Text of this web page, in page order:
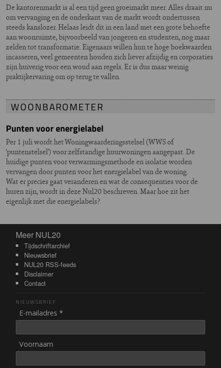
De kantorenmarkt is al een tijd geen groeimarkt meer. Alles draait nu
om vervanging en de onderkant van de markt wordt ondertussen
steeds kanslozer. Helaas leidt dit in een land met een grote behoefte
aan woonruimte, bijvoorbeeld van jongeren en studenten, nog maar
zelden tot transformatie. Eigenaars willen hun te hoge boekwaarden
incasseren, veel gemeenten houden zich liever afzijdig en corporaties
zijn huiverig voor een woud aan regels. Er is dus maar weinig
praktijkervaring om op terug te vallen.
WOONBAROMETER
Punten voor energielabel
Per 1 juli wordt het Woningwaarderingsstelsel (WWS of
‘puntenstelsel’) voor zelfstandige huurwoningen aangepast. De
huidige punten voor verwarmingsmethode en isolatie worden
vervangen door punten voor het energielabel van de woning.
Wat er precies gaat veranderen en wat de consequenties voor de
huren zijn, wordt in deze Nul20 beschreven. Maar hoe zit het
eigenlijk met die energielabels?
Meer NUL20
Meer NUL20
Tijdschriftarchief
Nieuwsbrief
NUL20 RSS-feeds
Disclaimer
Contact
NIEUWSBRIEF
E-mailadres *
Voornaam